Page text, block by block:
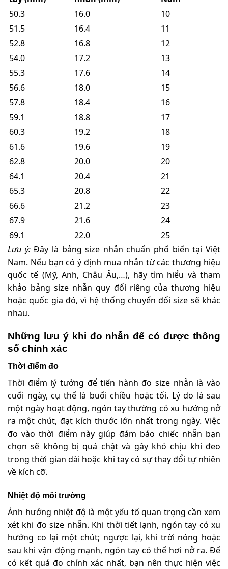
50.3
16.0
10
51.5
16.4
11
52.8
16.8
12
54.0
17.2
13
55.3
17.6
14
56.6
18.0
15
57.8
18.4
16
59.1
18.8
17
60.3
19.2
18
61.6
19.6
19
62.8
20.0
20
64.1
20.4
21
65.3
20.8
22
66.6
21.2
23
67.9
21.6
24
69.1
22.0
25
Lưu ý:Đây là bảng size nhẫn chuẩn phổ biến tại Việt
Nam. Nếu bạn có ý định mua nhẫn từ các thương hiệu
quốc tế (Mỹ, Anh, Châu Âu,…), hãy tìm hiểu và tham
khảo bảng size nhẫn quy đổi riêng của thương hiệu
hoặc quốc gia đó, vì hệ thống chuyển đổi size sẽ khác
nhau.
Những lưu ý khi đo nhẫn để có được thông
số chính xác
Thời điểm đo
Thời điểm lý tưởng để tiến hành đo size nhẫn là vào
cuối ngày, cụ thể là buổi chiều hoặc tối. Lý do là sau
một ngày hoạt động, ngón tay thường có xu hướng nở
ra một chút, đạt kích thước lớn nhất trong ngày. Việc
đo vào thời điểm này giúp đảm bảo chiếc nhẫn bạn
chọn sẽ không bị quá chật và gây khó chịu khi đeo
trong thời gian dài hoặc khi tay có sự thay đổi tự nhiên
về kích cỡ.
Nhiệt độ môi trường
Ảnh hưởng nhiệt độ là một yếu tố quan trọng cần xem
xét khi đo size nhẫn. Khi thời tiết lạnh, ngón tay có xu
hướng co lại một chút; ngược lại, khi trời nóng hoặc
sau khi vận động mạnh, ngón tay có thể hơi nở ra. Để
có kết quả đo chính xác nhất, bạn nên thực hiện việc